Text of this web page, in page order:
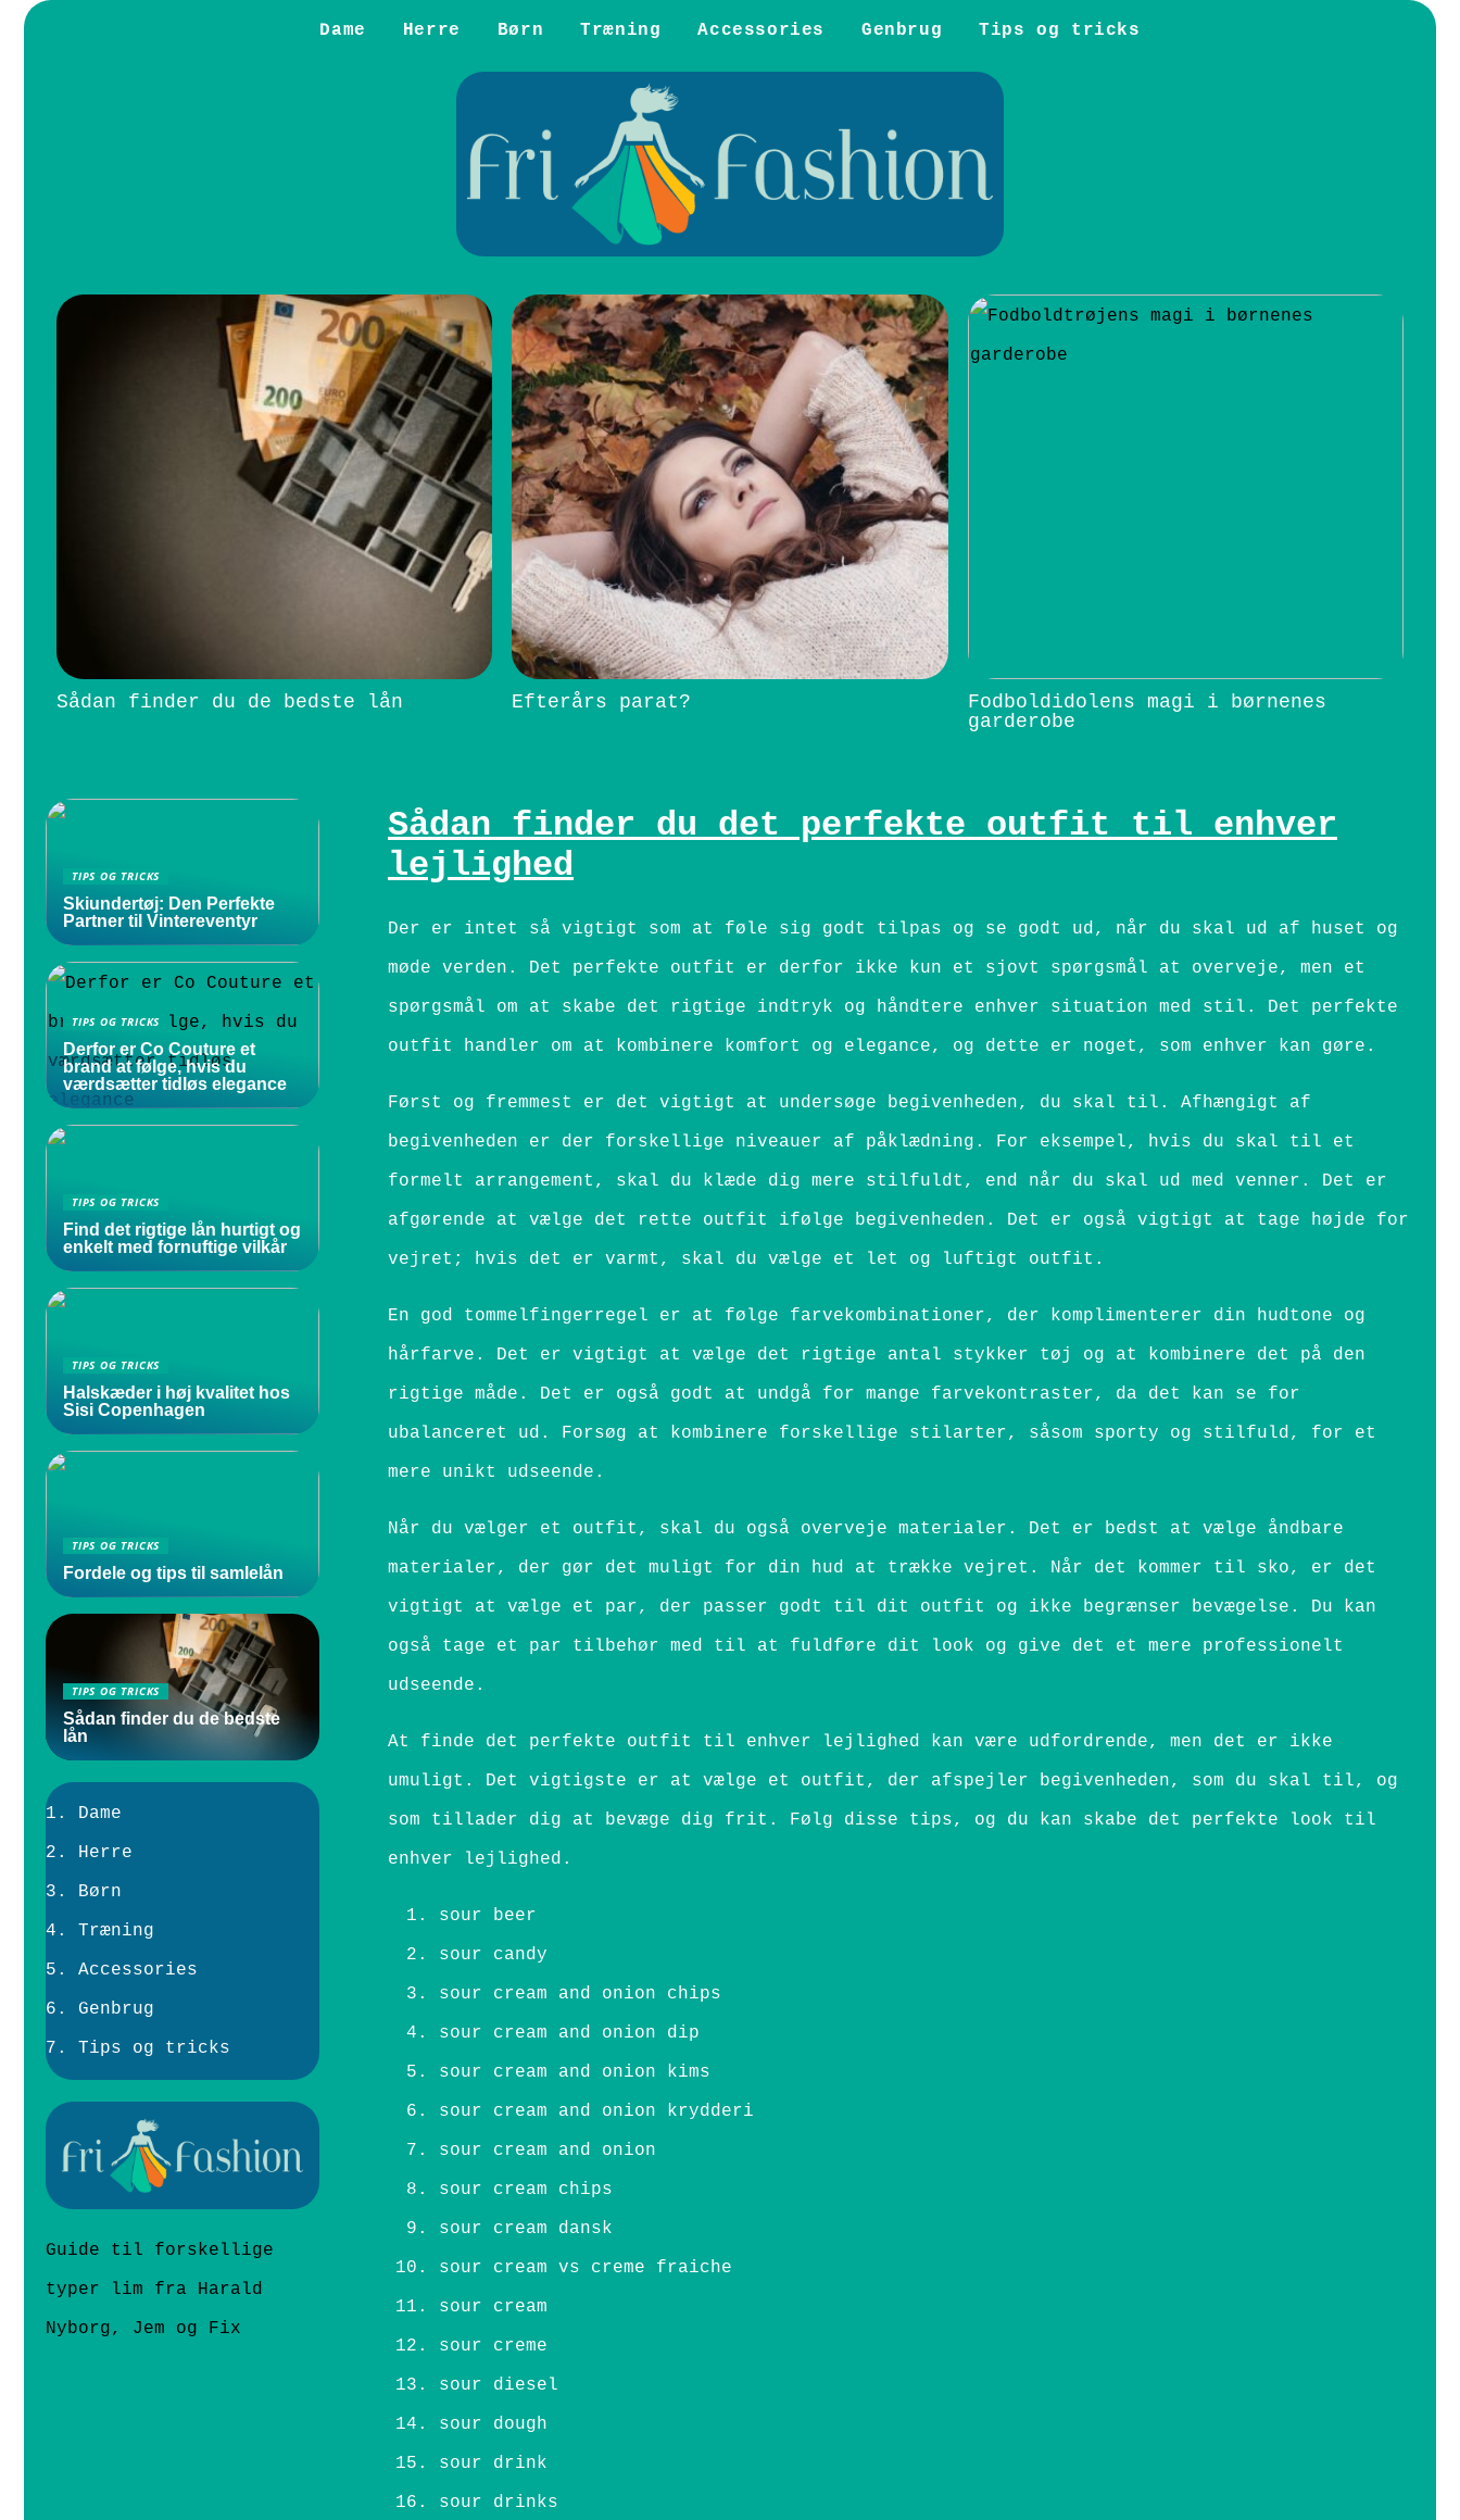
Dame Herre Børn Træning Accessories Genbrug Tips og tricks
Sådan finder du de bedste lån Efterårs parat?
Fodboldidolens magi i børnenes
garderobe
Sådan finder du det perfekte outfit til enhver
lejlighed
Der er intet så vigtigt som at føle sig godt tilpas og se godt ud, når du skal ud af huset og
møde verden. Det perfekte outfit er derfor ikke kun et sjovt spørgsmål at overveje, men et
spørgsmål om at skabe det rigtige indtryk og håndtere enhver situation med stil. Det perfekte
outfit handler om at kombinere komfort og elegance, og dette er noget, som enhver kan gøre.
Først og fremmest er det vigtigt at undersøge begivenheden, du skal til. Afhængigt af
begivenheden er der forskellige niveauer af påklædning. For eksempel, hvis du skal til et
formelt arrangement, skal du klæde dig mere stilfuldt, end når du skal ud med venner. Det er
afgørende at vælge det rette outfit ifølge begivenheden. Det er også vigtigt at tage højde for
vejret; hvis det er varmt, skal du vælge et let og luftigt outfit.
En god tommelfingerregel er at følge farvekombinationer, der komplimenterer din hudtone og
hårfarve. Det er vigtigt at vælge det rigtige antal stykker tøj og at kombinere det på den
rigtige måde. Det er også godt at undgå for mange farvekontraster, da det kan se for
ubalanceret ud. Forsøg at kombinere forskellige stilarter, såsom sporty og stilfuld, for et
mere unikt udseende.
Når du vælger et outfit, skal du også overveje materialer. Det er bedst at vælge åndbare
materialer, der gør det muligt for din hud at trække vejret. Når det kommer til sko, er det
vigtigt at vælge et par, der passer godt til dit outfit og ikke begrænser bevægelse. Du kan
også tage et par tilbehør med til at fuldføre dit look og give det et mere professionelt
udseende.
At finde det perfekte outfit til enhver lejlighed kan være udfordrende, men det er ikke
umuligt. Det vigtigste er at vælge et outfit, der afspejler begivenheden, som du skal til, og
som tillader dig at bevæge dig frit. Følg disse tips, og du kan skabe det perfekte look til
enhver lejlighed.
sour beer
sour candy
sour cream and onion chips
sour cream and onion dip
sour cream and onion kims
sour cream and onion krydderi
sour cream and onion
sour cream chips
sour cream dansk
sour cream vs creme fraiche
sour cream
sour creme
sour diesel
sour dough
sour drink
sour drinks
TIPS OG TRICKS
Skiundertøj: Den Perfekte
Partner til Vintereventyr
TIPS OG TRICKS
Derfor er Co Couture et
brand at følge, hvis du
værdsætter tidløs elegance
TIPS OG TRICKS
Find det rigtige lån hurtigt og
enkelt med fornuftige vilkår
TIPS OG TRICKS
Halskæder i høj kvalitet hos
Sisi Copenhagen
TIPS OG TRICKS
Fordele og tips til samlelån
TIPS OG TRICKS
Sådan finder du de bedste
lån
Dame
Herre
Børn
Træning
Accessories
Genbrug
Tips og tricks
Guide til forskellige
typer lim fra Harald
Nyborg, Jem og Fix